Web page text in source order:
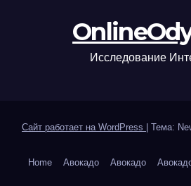
Исследование
Сайт работает на WordPress Тема:
Home Авокадо Авокадо